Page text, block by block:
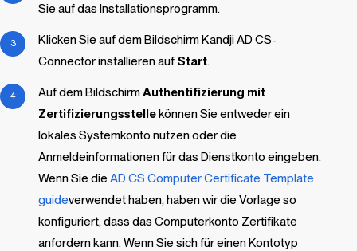
Sie auf das Installationsprogramm.
Klicken Sie auf dem BildschirmKandjiAD CS-
Connector installieren auf Start.
Auf dem BildschirmAuthentifizierung mit
Zertifizierungsstellekönnen Sie entweder ein
lokales Systemkonto nutzen oder die
Anmeldeinformationen für das Dienstkonto eingeben.
Wenn Sie die AD CS Computer Certificate Template
guideverwendet haben, haben wir die Vorlage so
konfiguriert, dass das Computerkonto Zertifikate
anfordern kann. Wenn Sie sich für einen Kontotyp